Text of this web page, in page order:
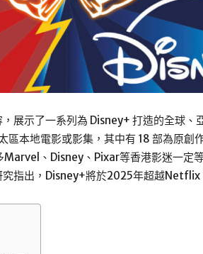
展示了一系列為 Disney+ 打造的全球、
區本地電影或影集，其中有 18 部為原創
、Disney、Pixar等香港影迷一定
指出，Disney+將於2025年超越Netflix